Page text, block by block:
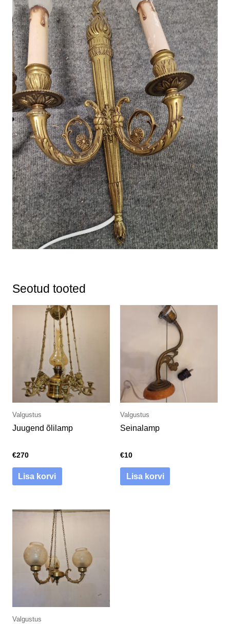
Seotud tooted
Valgustus
Juugend õlilamp
€270
Lisa korvi
Valgustus
Seinalamp
€10
Lisa korvi
Valgustus